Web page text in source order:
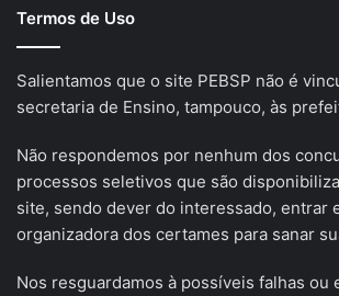
Termos de Uso
Salientamos que o site PEBSP não é
secretaria de Ensino, tampouco, às
Não respondemos por nenhum dos
processos seletivos que são
site, sendo dever do interessado, entrar
organizadora dos certames para sanar
Nos resguardamos à possíveis falhas ou